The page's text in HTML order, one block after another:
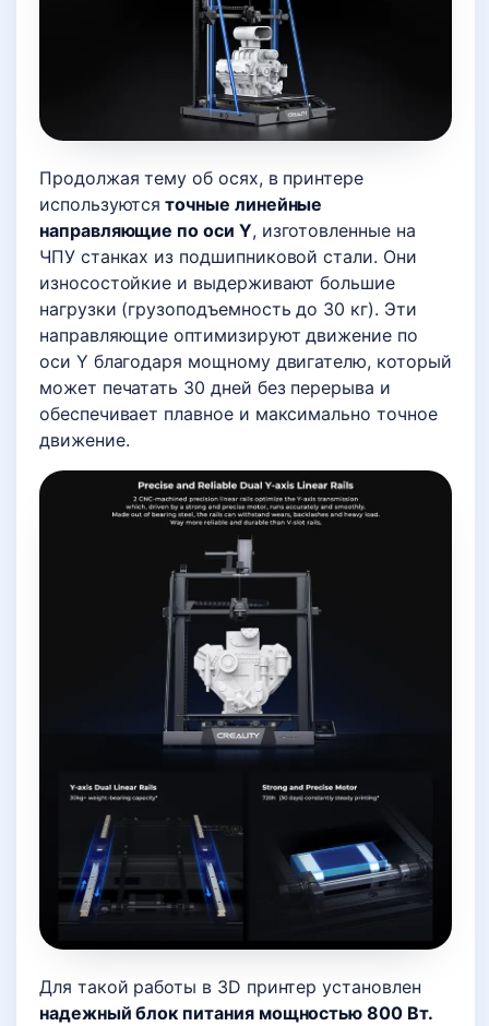
Продолжая тему об осях, в принтере
используются точные линейные
направляющие по оси Y, изготовленные на
ЧПУ станках из подшипниковой стали. Они
износостойкие и выдерживают большие
нагрузки (грузоподъемность до 30 кг). Эти
направляющие оптимизируют движение по
оси Y благодаря мощному двигателю, который
может печатать 30 дней без перерыва и
обеспечивает плавное и максимально точное
движение.
Для такой работы в 3D принтер установлен
надежный блок питания мощностью 800 Вт.